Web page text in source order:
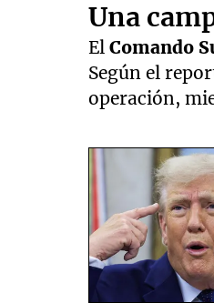
Una
ElComando
Según el
operación,